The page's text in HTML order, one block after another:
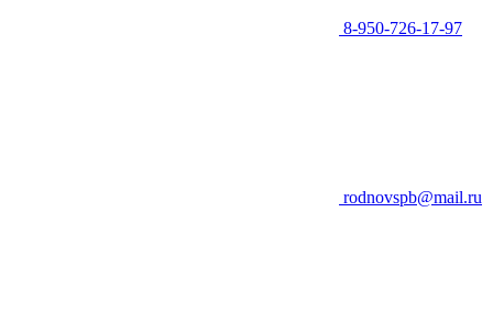
8-950-726-17-97
rodnovspb@mail.ru